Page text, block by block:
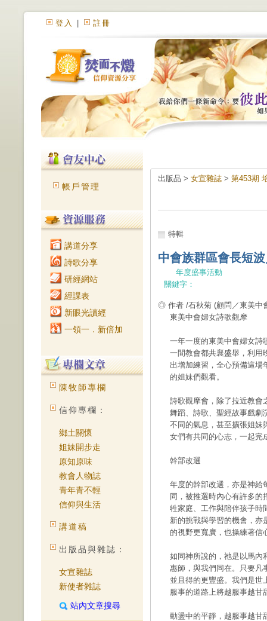
登入 註冊
帳戶管理
講道分享
詩歌分享
研經網站
經課表
新眼光讀經
一領一．新倍加
陳牧師專欄
信仰專欄：
鄉土關懷
姐妹開步走
原知原味
教會人物誌
青年青不輕
信仰與生活
講道稿
出版品與雜誌：
女宣雜誌
新使者雜誌
站內文章搜尋
出版品 > 女宣雜誌 > 第453期
特輯
中會族群區會長短
年度盛事活動
關鍵字：
◎ 作者 /石秋菊 (顧問／東美中
東美中會婦女詩歌觀摩
一年一度的東美中會婦女詩
一間教會都共襄盛舉，利用
出增加練習，全心預備這場
的姐妹們觀看。
詩歌觀摩會，除了拉近教會
舞蹈、詩歌、聖經故事戲劇
不同的氣息，甚至擴張姐妹
女們有共同的心志，一起完
幹部改選
年度的幹部改選，亦是神給
同，被推選時內心有許多
牲家庭、工作與陪伴孩子時
新的挑戰與學習的機會，亦
的視野更寬廣，也操練著信
如同神所說的，祂是以馬內
惠師，與我們同在。只要凡
並且得的更豐盛。我們是世
服事的道路上將越服事
動盪中的平靜，越服事越甘